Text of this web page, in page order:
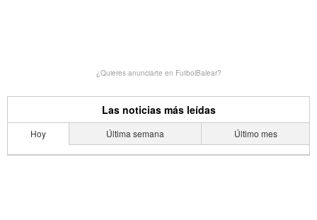
¿Quieres anunciarte en FutbolBalear?
Las noticias más leídas
Hoy Última semana Último mes